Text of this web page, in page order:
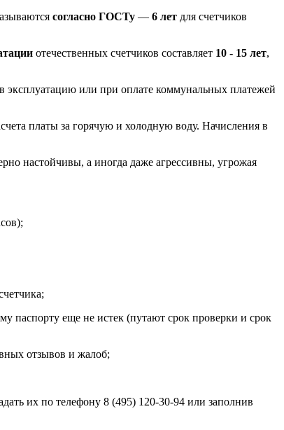
согласно ГОСТу — 6 лет для счетчиков
отечественных счетчиков составляет 10 - 15 лет,
эксплуатацию или при оплате коммунальных платежей
платы за горячую и холодную воду. Начисления в
настойчивы, а иногда даже агрессивны, угрожая
паспорту еще не истек (путают срок проверки и срок
отзывов и жалоб;
их по телефону 8 (495) 120-30-94 или заполнив